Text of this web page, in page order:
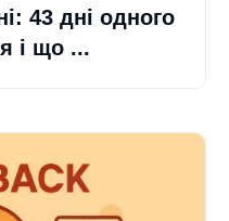
43 дні одного
і що ...